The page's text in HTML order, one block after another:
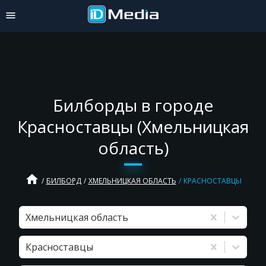
Билборды в городе
Красноставцы (Хмельницкая
область)
home БИЛБОРД ХМЕЛЬНИЦКАЯ ОБЛАСТЬ КРАСНОСТАВЦЫ
Хмельницкая область
Красноставцы